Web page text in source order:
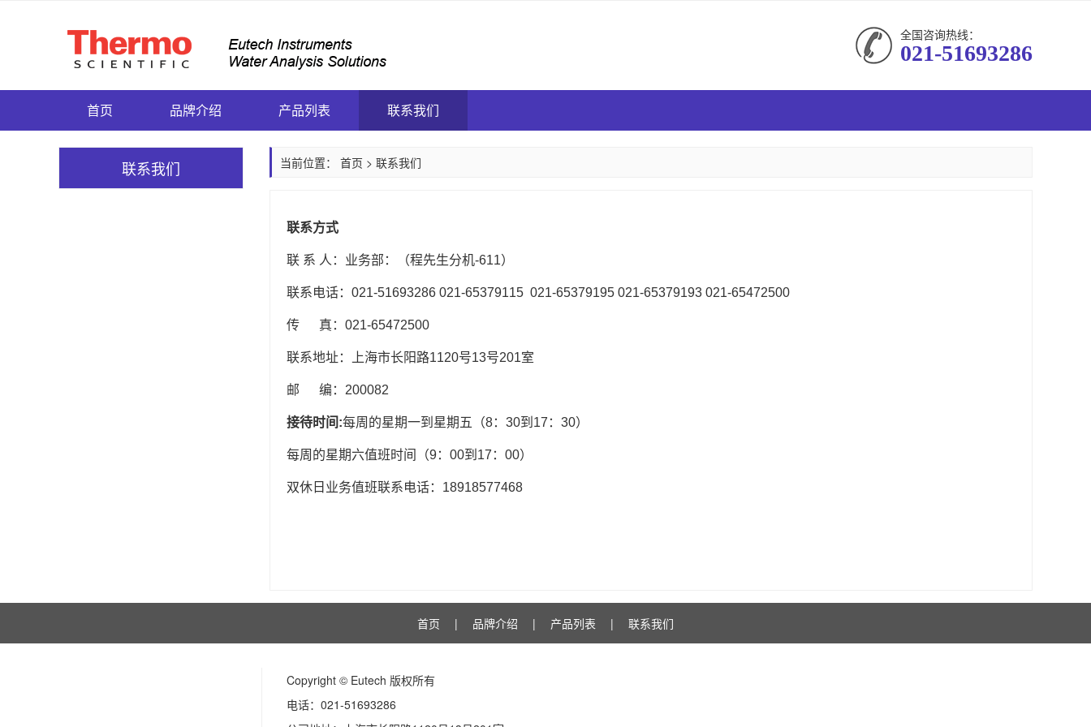
全国咨询热线：
021-51693286
首页 品牌介绍 产品列表 联系我们
联系我们 当前位置： 首页 > 联系我们
联系方式
联 系 人：业务部：（程先生分机-611）
联系电话：021-51693286 021-65379115 021-65379195 021-65379193 021-65472500
传 真：021-65472500
联系地址：上海市长阳路1120号13号201室
邮 编：200082
接待时间:每周的星期一到星期五（8：30到17：30）
每周的星期六值班时间（9：00到17：00）
双休日业务值班联系电话：18918577468
首页 | 品牌介绍 | 产品列表 | 联系我们
Copyright © Eutech 版权所有
电话：021-51693286